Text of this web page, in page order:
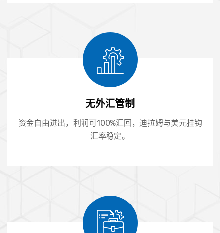
无外汇管制
资金自由进出，利润可100%汇回，迪拉姆与美元挂钩
汇率稳定。